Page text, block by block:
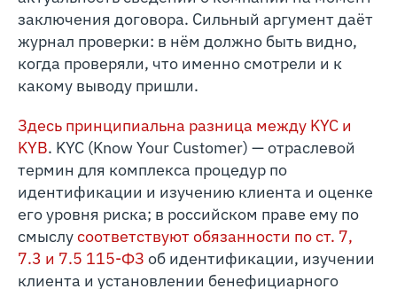
заключения договора. Сильный аргумент даёт
журнал проверки: в нём должно быть видно,
когда проверяли, что именно смотрели и к
какому выводу пришли.
Здесь принципиальна разница между KYC и
KYB. KYC (Know Your Customer) — отраслевой
термин для комплекса процедур по
идентификации и изучению клиента и оценке
его уровня риска; в российском праве ему по
смыслусоответствуют обязанности по ст. 7,
7.3 и 7.5 115‑ФЗ об идентификации, изучении
клиента и установлении бенефициарного